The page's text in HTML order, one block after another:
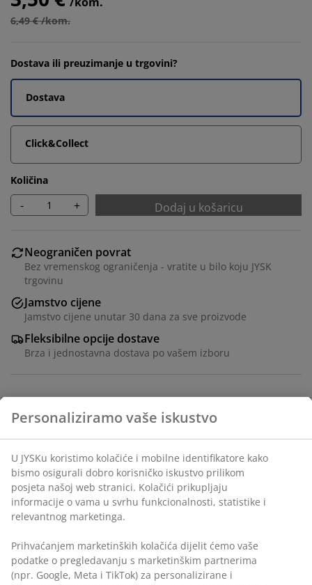
6,49 € /kom.
Dostava ili preuzimanje u trgovini?
Dostava
Click&Collect
Količina
- + Dodaj u košaricu
Neograničen povrat
Bez vremenskog ograničenja - vratite u bilo koju JYSK
trgovinu
Jamstvo cijene
Jamstvo cijene unutar 30 dana za sve proizvode
Fleksibilne opcije dostave
Brza i jednostavna dostava po vašem izboru
Podaci o proizvodu
Komentari
(0)